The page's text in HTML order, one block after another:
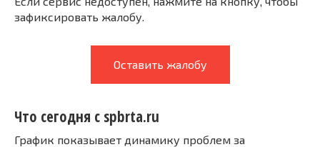
зафиксировать жалобу.
Оставить жалобу
Что сегодня с spbrta.ru
График показывает динамику проблем за